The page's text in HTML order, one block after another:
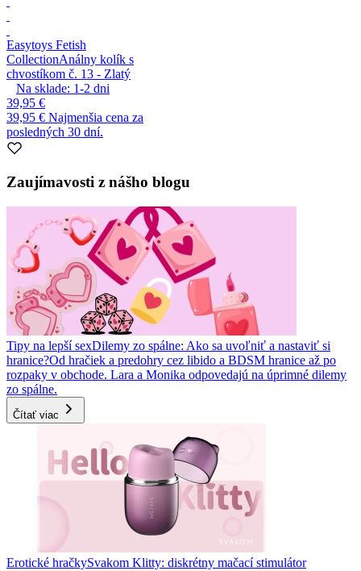
Easytoys Fetish
CollectionAnálny kolík s
chvostíkom č. 13 - Zlatý
Na sklade: 1-2 dni
39,95 €
39,95 € Najmenšia cena za
posledných 30 dní.
Zaujímavosti z nášho blogu
Tipy na lepší sexDilemy zo spálne: Ako sa uvoľniť a nastaviť si
hranice?Od hračiek a predohry cez libido a BDSM hranice až po
rozpaky v obchode. Lara a Monika odpovedajú na úprimné dilemy
zo spálne.
Čítať viac
Erotické hračkySvakom Klitty: diskrétny mačací stimulátor